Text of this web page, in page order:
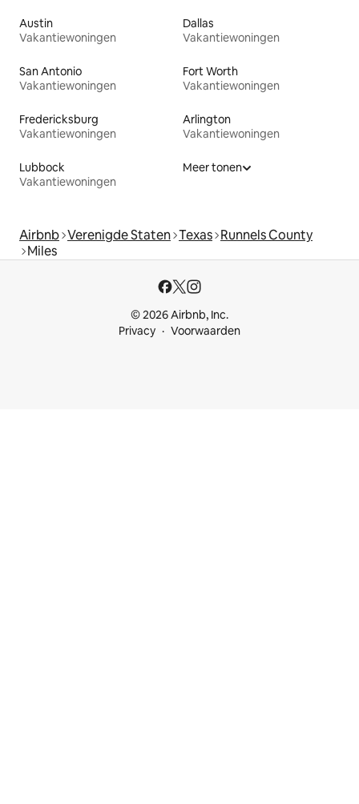
Austin
Vakantiewoningen
Dallas
Vakantiewoningen
San Antonio
Vakantiewoningen
Fort Worth
Vakantiewoningen
Fredericksburg
Vakantiewoningen
Arlington
Vakantiewoningen
Lubbock
Vakantiewoningen
Meer tonen
Airbnb Verenigde Staten Texas Runnels County
Miles
© 2026 Airbnb, Inc.
Privacy
Voorwaarden